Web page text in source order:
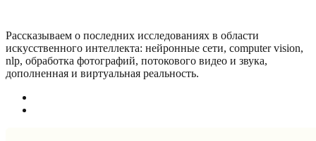
Рассказываем о последних исследованиях в области
искусcтвенного интеллекта: нейронные сети, computer vision,
nlp, обработка фотографий, потокового видео и звука,
дополненная и виртуальная реальность.